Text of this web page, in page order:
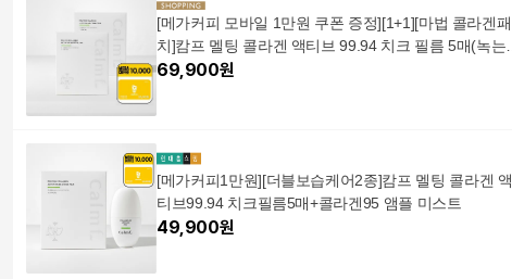
2개입
[메가커피 모바일 1만원 쿠폰 증정][1+1][마법 콜라겐패
치]캄프 멜팅 콜라겐 액티브 99.94 치크 필름 5매(녹는
콜라겐)
69,900원
[메가커피1만원][더블보습케어2종]캄프 멜팅 콜라겐 액
티브99.94 치크필름5매+콜라겐95 앰플 미스트
49,900원